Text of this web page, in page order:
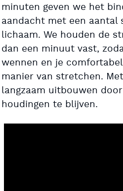
minuten geven we het
aandacht met een aantal
lichaam. We houden de
dan een minuut vast,
wennen en je
manier van stretchen.
langzaam uitbouwen
houdingen te blijven.